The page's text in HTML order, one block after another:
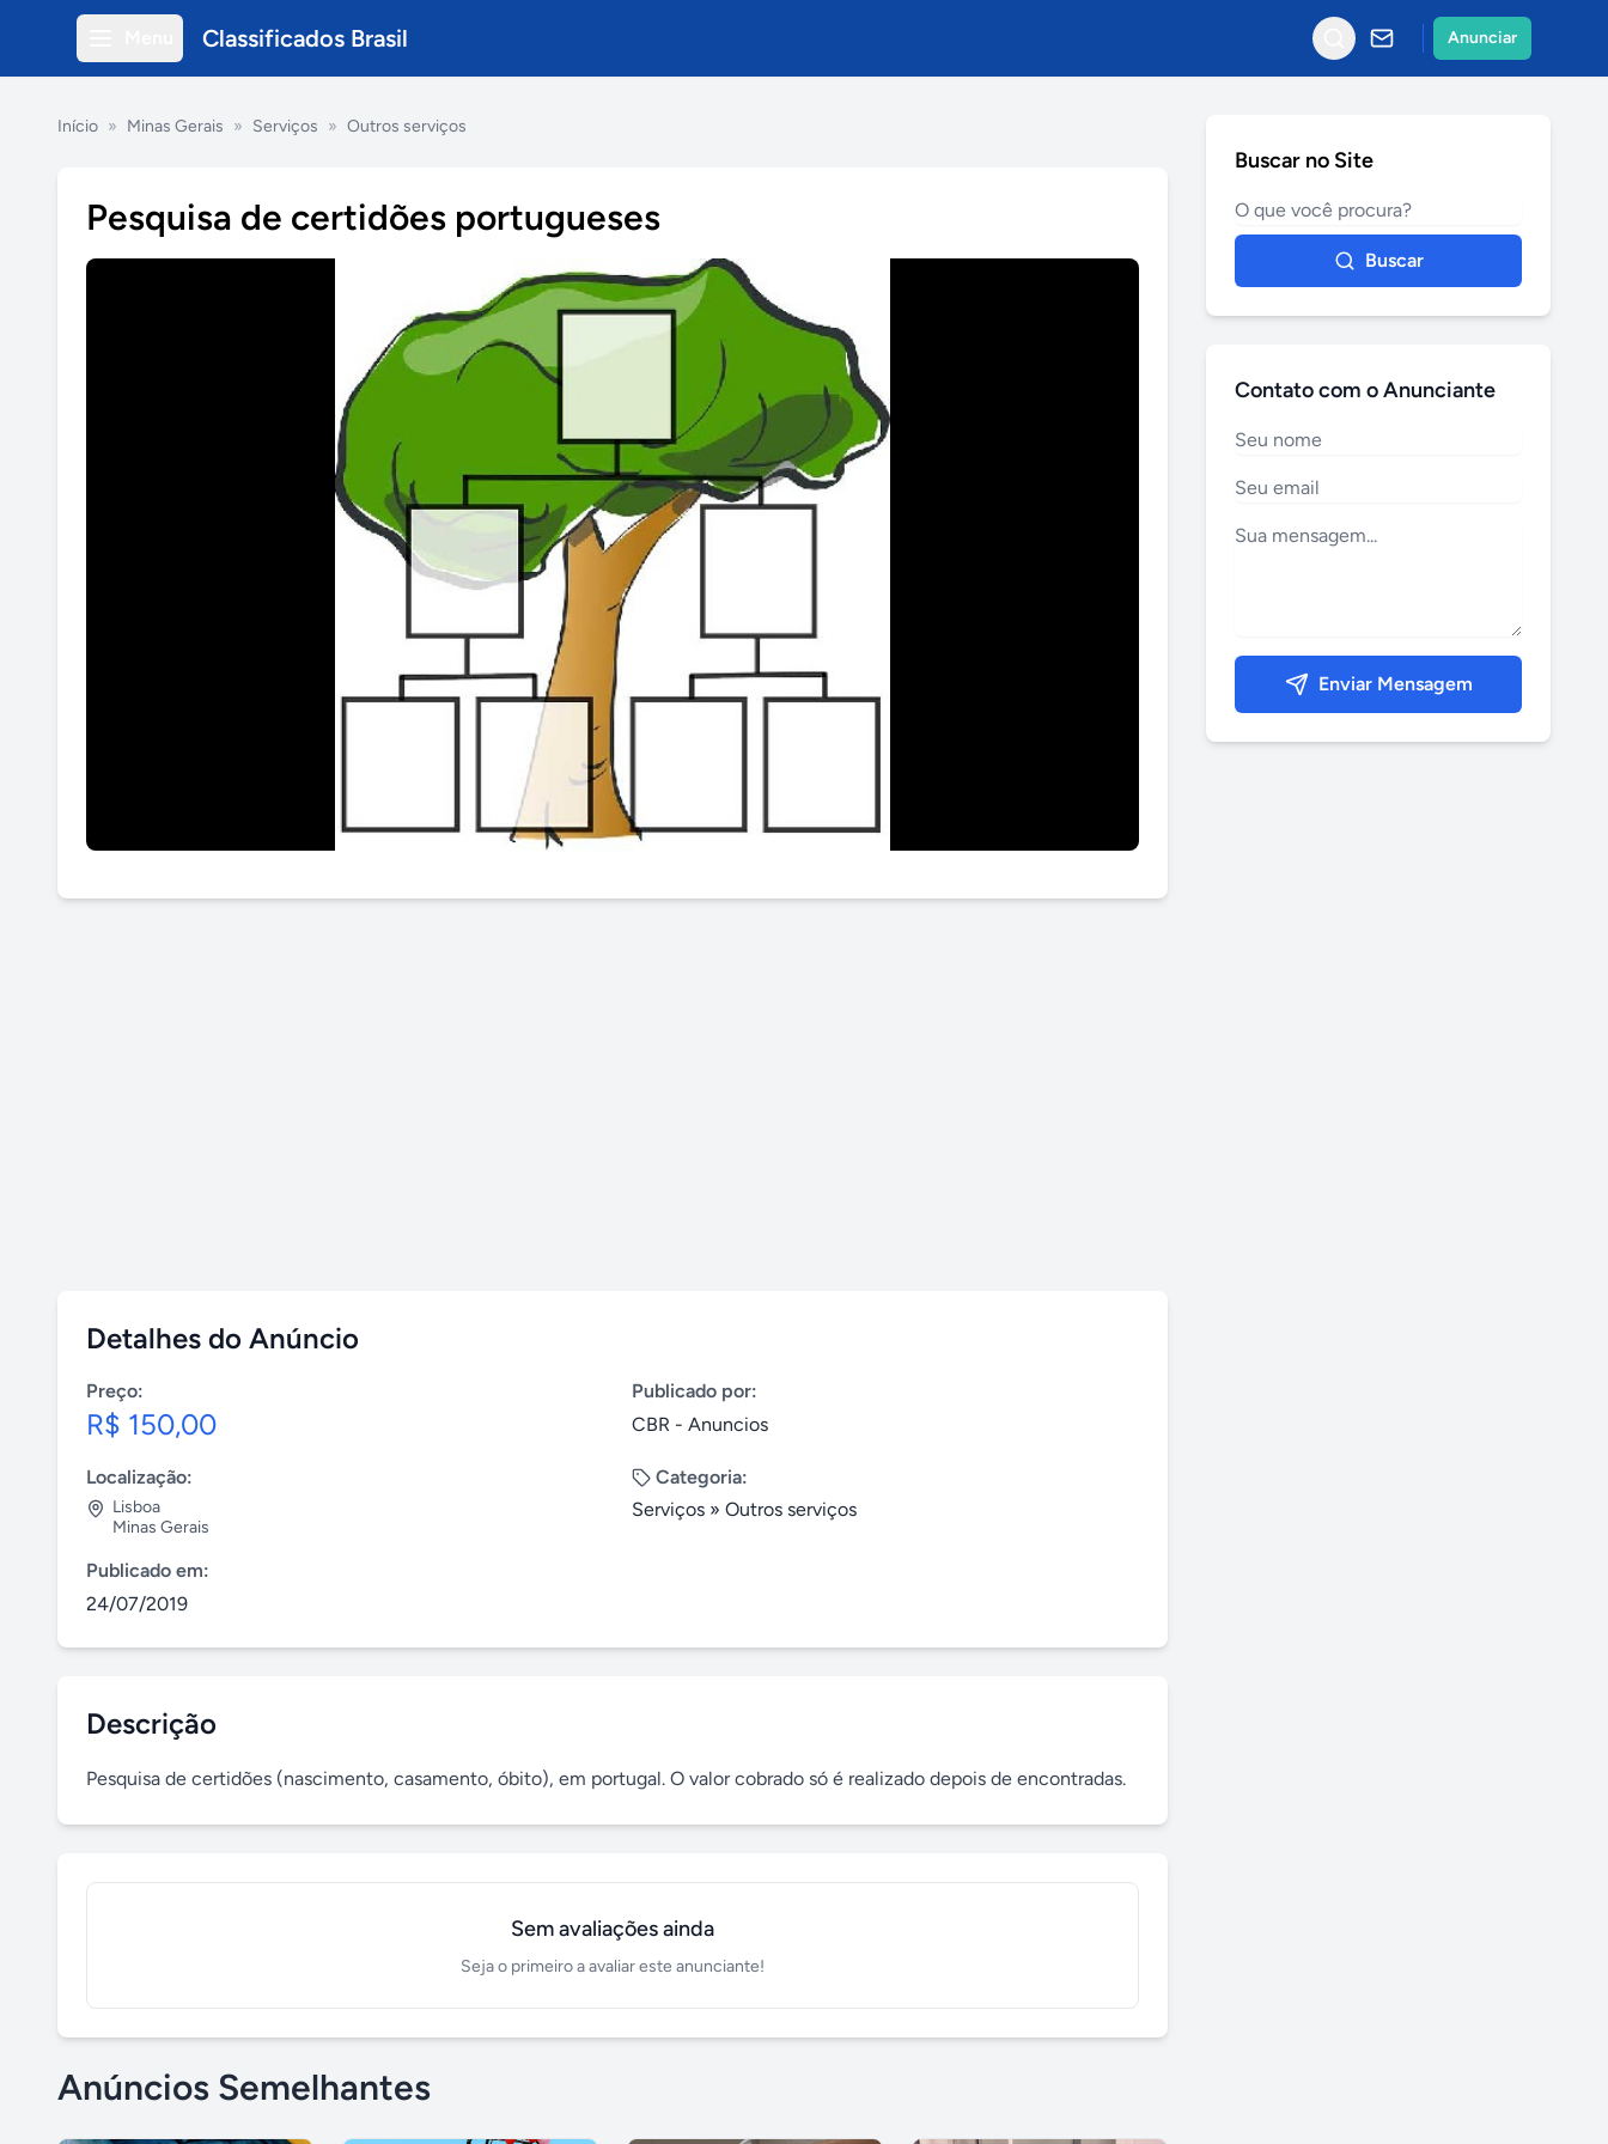
Classificados Brasil Anunciar
Início » Minas Gerais » Serviços » Outros serviços
Pesquisa de certidões portugueses
Detalhes do Anúncio
Preço:
R$ 150,00
Publicado por:
CBR - Anuncios
Localização:
Lisboa
Minas Gerais
Categoria:
Serviços » Outros serviços
Publicado em:
24/07/2019
Descrição
Pesquisa de certidões (nascimento, casamento, óbito), em portugal. O valor cobrado só é realizado depois de encontradas.
Sem avaliações ainda
Seja o primeiro a avaliar este anunciante!
Anúncios Semelhantes
Buscar no Site
Buscar
Contato com o Anunciante
Enviar Mensagem